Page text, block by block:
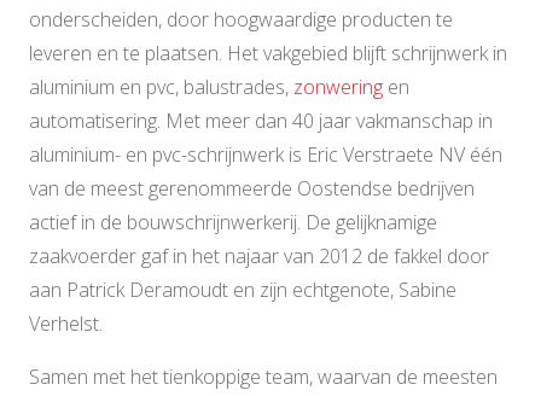
onderscheiden, door hoogwaardige producten te
leveren en te plaatsen. Het vakgebied blijft schrijnwerk in
aluminium en pvc, balustrades, zonwering en
automatisering. Met meer dan 40 jaar vakmanschap in
aluminium- en pvc-schrijnwerk is Eric Verstraete NV één
van de meest gerenommeerde Oostendse bedrijven
actief in de bouwschrijnwerkerij. De gelijknamige
zaakvoerder gaf in het najaar van 2012 de fakkel door
aan Patrick Deramoudt en zijn echtgenote, Sabine
Verhelst.
Samen met het tienkoppige team, waarvan de meesten